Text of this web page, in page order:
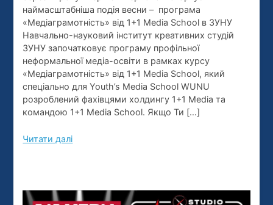
наймасштабніша подія весни – програма
«Медіаграмотність» від 1+1 Media School в ЗУНУ
Навчально-науковий інститут креативних студій
ЗУНУ започатковує програму профільної
неформальної медіа-освіти в рамках курсу
«Медіаграмотність» від 1+1 Media School, який
спеціально для Youth’s Media School WUNU
розроблений фахівцями холдингу 1+1 Media та
командою 1+1 Media School. Якщо Ти […]
Читати далі